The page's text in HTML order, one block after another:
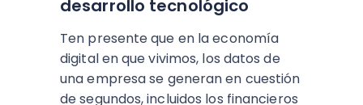
desarrollo tecnológico
Ten presente que en la economía
digital en que vivimos, los datos de
una empresa se generan en cuestión
de segundos, incluidos los financieros